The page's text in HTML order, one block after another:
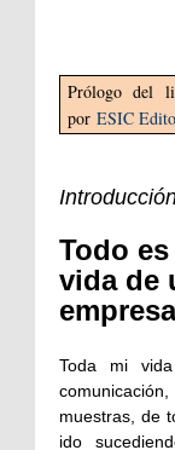
Prólogo del
por ESIC
Todo
vida de
Toda mi
muestras, de
ido